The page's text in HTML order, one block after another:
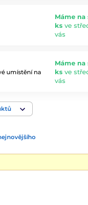
Máme na
ks ve
vás
umístění na
Máme na
ks ve
vás